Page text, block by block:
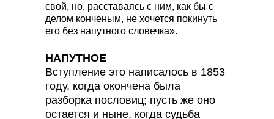
НАПУТНОЕ
Вступление это написалось в 1853
году, когда окончена была
разборка пословиц; пусть же оно
остается и ныне, когда судьба
свой, но, расставаясь с ним, как бы с
делом конченым, не хочется покинуть
его без напутного словечка».